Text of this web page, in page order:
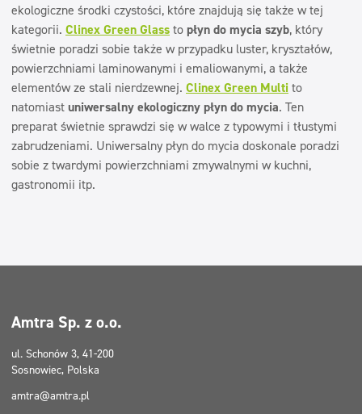
ekologiczne środki czystości, które znajdują się także w tej
kategorii. Clinex Green Glasstopłyn do mycia szyb, który
świetnie poradzi sobie także w przypadku luster, kryształów,
powierzchniami laminowanymi i emaliowanymi, a także
elementów ze stali nierdzewnej. Clinex Green Multito
natomiastuniwersalny ekologiczny płyn do mycia. Ten
preparat świetnie sprawdzi się w walce z typowymi i tłustymi
zabrudzeniami. Uniwersalny płyn do mycia doskonale poradzi
sobie z twardymi powierzchniami zmywalnymi w kuchni,
gastronomii itp.
Amtra Sp. z o.o.
ul. Schonów 3, 41-200
Sosnowiec, Polska
amtra@amtra.pl